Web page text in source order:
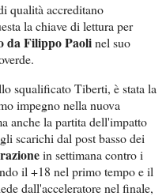
qualità accreditano
la chiave di lettura per
da Filippo Paolinel suo
squalificato Tiberti, è stata la
impegno nella nuova
anche la partita dell'impatto
scarichi dal post basso dei
in settimana contro i
il +18 nel primo tempo e il
dall'acceleratore nel finale,